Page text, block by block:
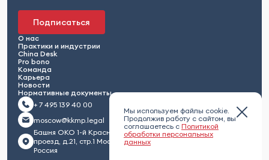
Мы используем файлы cookie.
Продолжив работу с сайтом, вы
соглашаетесь с Политикой
обработки персональных
данных
Подписаться
О нас
Практики и индустрии
China Desk
Pro bono
Команда
Карьера
Новости
Нормативные документы
+ 7 495 139 40 00
moscow@kkmp.legal
Башня ОКО 1-й Красногвардейский
проезд, д.21, стр.1 Москва 123112,
Россия